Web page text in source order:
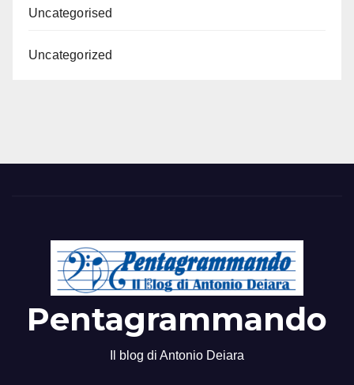
Uncategorised
Uncategorized
Pentagrammando
Il blog di Antonio Deiara